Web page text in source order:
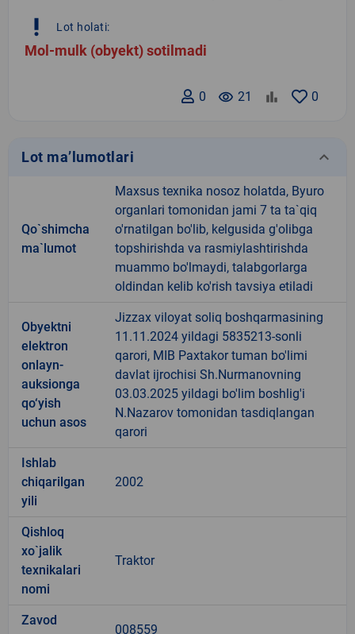
priority_high Lot holati:
Mol-mulk (obyekt) sotilmadi
0
remove_red_eye 21
0
Lot ma’lumotlari keyboard_arrow_down
Qo`shimcha
ma`lumot
Maxsus texnika nosoz holatda, Byuro
organlari tomonidan jami 7 ta ta`qiq
o'rnatilgan bo'lib, kelgusida g'olibga
topshirishda va rasmiylashtirishda
muammo bo'lmaydi, talabgorlarga
oldindan kelib ko'rish tavsiya etiladi
Obyektni
elektron
onlayn-
auksionga
qo‘yish
uchun asos
Jizzax viloyat soliq boshqarmasining
11.11.2024 yildagi 5835213-sonli
qarori, MIB Paxtakor tuman bo'limi
davlat ijrochisi Sh.Nurmanovning
03.03.2025 yildagi bo'lim boshlig'i
N.Nazarov tomonidan tasdiqlangan
qarori
Ishlab
chiqarilgan
yili
2002
Qishloq
xo`jalik
texnikalari
nomi
Traktor
Zavod
008559